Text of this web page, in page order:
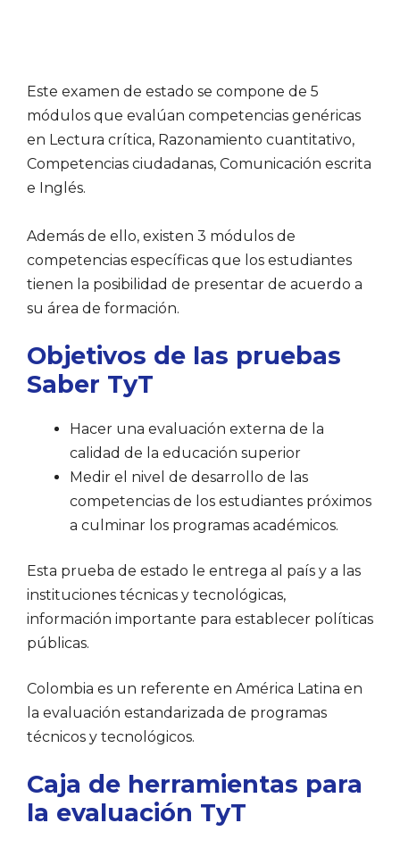
Este examen de estado se compone de 5
módulos que evalúan competencias genéricas
en Lectura crítica, Razonamiento cuantitativo,
Competencias ciudadanas, Comunicación escrita
e Inglés.
Además de ello, existen 3 módulos de
competencias específicas que los estudiantes
tienen la posibilidad de presentar de acuerdo a
su área de formación.
Objetivos de las pruebas
Saber TyT
Hacer una evaluación externa de la
calidad de la educación superior
Medir el nivel de desarrollo de las
competencias de los estudiantes próximos
a culminar los programas académicos.
Esta prueba de estado le entrega al país y a las
instituciones técnicas y tecnológicas,
información importante para establecer políticas
públicas.
Colombia es un referente en América Latina en
la evaluación estandarizada de programas
técnicos y tecnológicos.
Caja de herramientas para
la evaluación TyT